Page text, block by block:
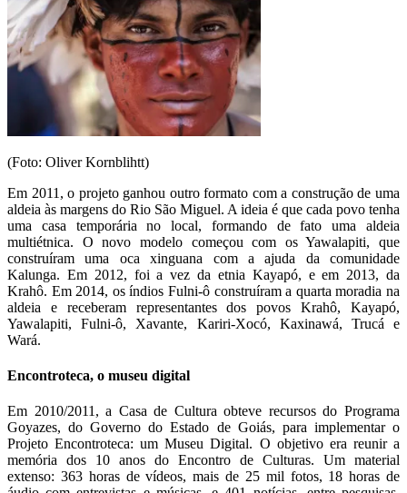
(Foto: Oliver Kornblihtt)
Em 2011, o projeto ganhou outro formato com a construção de uma
aldeia às margens do Rio São Miguel. A ideia é que cada povo tenha
uma casa temporária no local, formando de fato uma aldeia
multiétnica. O novo modelo começou com os Yawalapiti, que
construíram uma oca xinguana com a ajuda da comunidade
Kalunga. Em 2012, foi a vez da etnia Kayapó, e em 2013, da
Krahô. Em 2014, os índios Fulni-ô construíram a quarta moradia na
aldeia e receberam representantes dos povos Krahô, Kayapó,
Yawalapiti, Fulni-ô, Xavante, Kariri-Xocó, Kaxinawá, Trucá e
Wará.
Encontroteca, o museu digital
Em 2010/2011, a Casa de Cultura obteve recursos do Programa
Goyazes, do Governo do Estado de Goiás, para implementar o
Projeto Encontroteca: um Museu Digital. O objetivo era reunir a
memória dos 10 anos do Encontro de Culturas. Um material
extenso: 363 horas de vídeos, mais de 25 mil fotos, 18 horas de